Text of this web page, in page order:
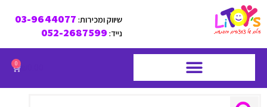
שיווק ומכירות: 03-9644077
נייד:052-2687599
0